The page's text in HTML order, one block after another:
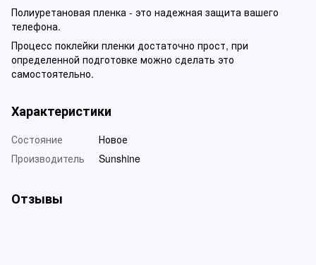
Полиуретановая пленка - это надежная защита вашего
телефона.
Процесс поклейки пленки достаточно прост, при
определенной подготовке можно сделать это
самостоятельно.
Характеристики
Состояние
Новое
Производитель
Sunshine
Отзывы